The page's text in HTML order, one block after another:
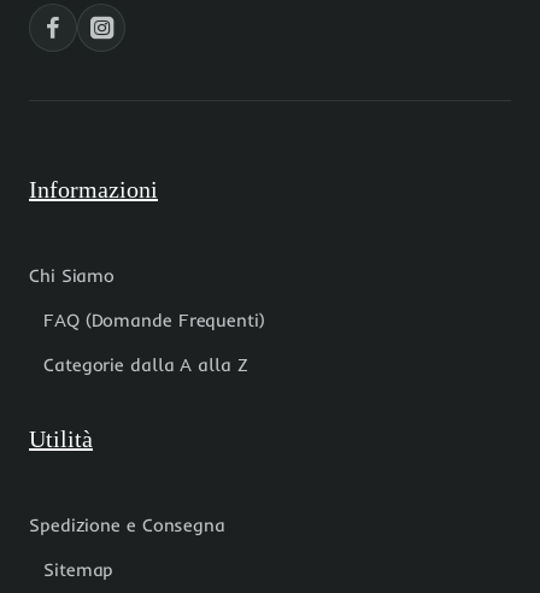
cm
Informazioni
Chi Siamo
FAQ (Domande Frequenti)
Categorie dalla A alla Z
Utilità
Spedizione e Consegna
Sitemap